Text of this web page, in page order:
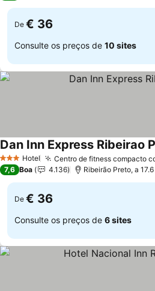
De € 36
Consulte os preços de 10 sites
3 EstrelasHotel Centro de fitness compacto
Dan Inn Express Ribeirao
7,6 Boa 4.136 Ribeirão Preto, a
De € 36
Consulte os preços de 6 sites